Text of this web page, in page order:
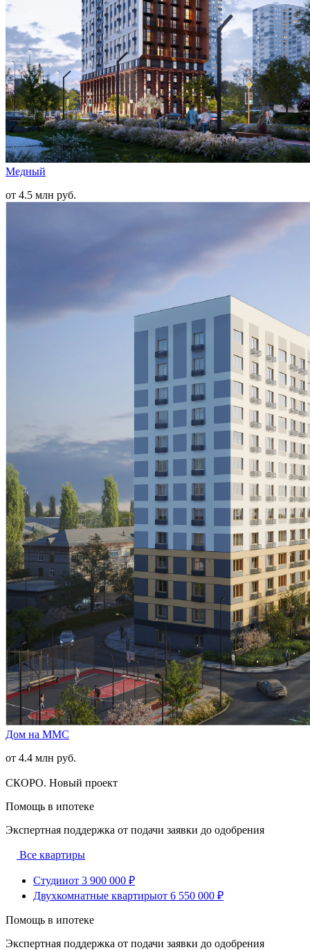
Медный
от 4.5 млн руб.
Дом на ММС
от 4.4 млн руб.
СКОРО. Новый проект
Помощь в ипотеке
Экспертная поддержка от подачи заявки до одобрения
Все квартиры
Студииот 3 900 000 ₽
Двухкомнатные квартирыот 6 550 000 ₽
Помощь в ипотеке
Экспертная поддержка от подачи заявки до одобрения